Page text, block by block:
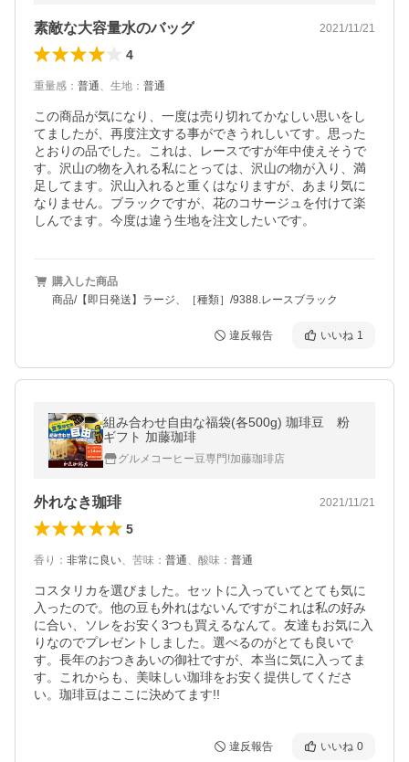
素敵な大容量水のバッグ 2021/11/21
4
重量感 ： 普通、 生地 ： 普通
この商品が気になり、一度は売り切れてかなしい思いをし
てましたが、再度注文する事ができうれしいてす。思った
とおりの品でした。これは、レースですが年中使えそうで
す。沢山の物を入れる私にとっては、沢山の物が入り、満
足してます。沢山入れると重くはなりますが、あまり気に
なりません。ブラックですが、花のコサージュを付けて楽
しんでます。今度は違う生地を注文したいです。
購入した商品
商品/【即日発送】ラージ、［種類］/9388.レースブラック
違反報告 いいね 1
組み合わせ自由な福袋(各500g) 珈琲豆 粉
ギフト 加藤珈琲
グルメコーヒー豆専門!加藤珈琲店
外れなき珈琲 2021/11/21
5
香り ： 非常に良い、 苦味 ： 普通、 酸味 ： 普通
コスタリカを選びました。セットに入っていてとても気に
入ったので。他の豆も外れはないんですがこれは私の好み
に合い、ソレをお安く3つも買えるなんて。友達もお気に入
りなのでプレゼントしました。選べるのがとても良いで
す。長年のおつきあいの御社ですが、本当に気に入ってま
す。これからも、美味しい珈琲をお安く提供してくださ
い。珈琲豆はここに決めてます!!
違反報告 いいね 0